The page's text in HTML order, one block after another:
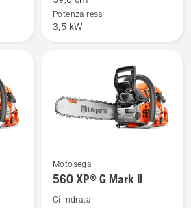
560 XP®
Potenza resa
3,5 kW
Vedi
maggiori
Motosega
560 XP® G Mark II
Cilindrata